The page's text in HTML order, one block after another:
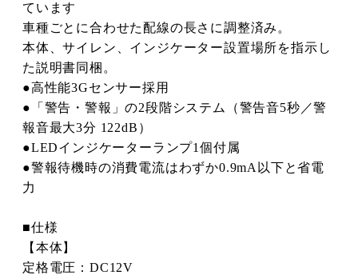
ています
車種ごとに合わせた配線の長さに調整済み。
本体、サイレン、インジケーター設置場所を指示し
た説明書同梱。
●高性能3Gセンサー採用
●「警告・警報」の2段階システム（警告音5秒／警
報音最大3分 122dB）
●LEDインジケーターランプ1個付属
●警報待機時の消費電流はわずか0.9mA以下と省電
力
■仕様
【本体】
定格電圧：DC12V